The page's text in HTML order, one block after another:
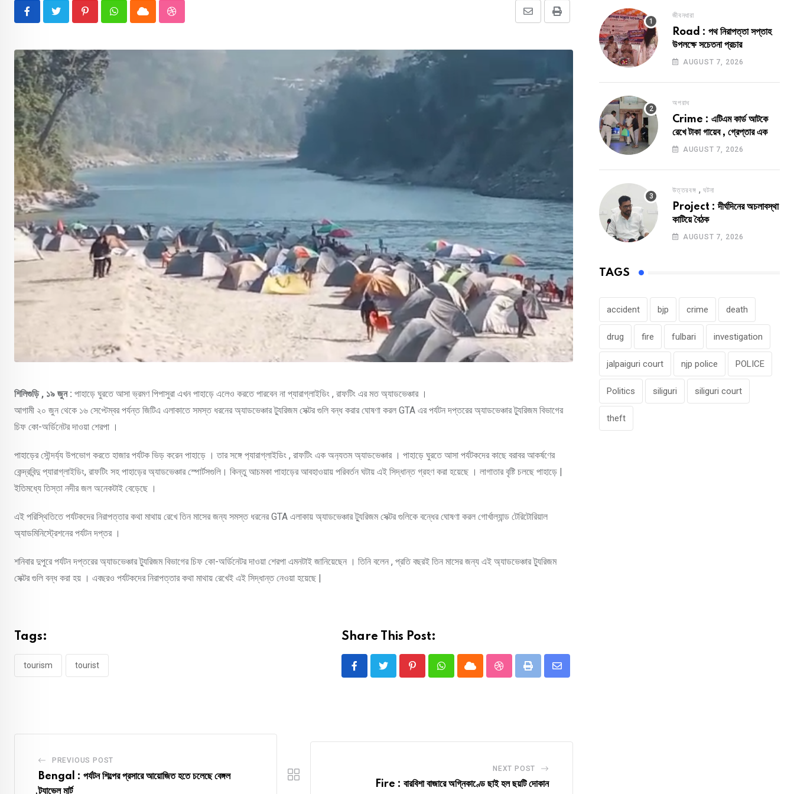
PinterestWhatsappCloud StumbleUpon Print
Share
Email
শিলিগুড়ি , ১৯ জুন : পাহাড়ে ঘুরতে আসা ভ্রমণ পিপাসুরা এখন পাহাড়ে এলেও করতে পারবেন না প্যারাগ্লাইডিং , রাফটিং এর মত অ্যাডভেঞ্চার ।
আগামী ২০ জুন থেকে ১৬ সেপ্টেম্বর পর্যন্ত জিটিএ এলাকাতে সমস্ত ধরনের অ্যাডভেঞ্চার ট্যুরিজম সেক্টর গুলি বন্ধ করার ঘোষণা করল GTA এর পর্যটন দপ্তরের অ্যাডভেঞ্চার ট্যুরিজম বিভাগের
চিফ কো-অর্ডিনেটর দাওয়া শেরপা ।
পাহাড়ের সৌন্দর্য্য উপভোগ করতে হাজার পর্যটক ভিড় করেন পাহাড়ে । তার সঙ্গে প‍্যারাগ্লাইডিং , রাফটিং এক অন‍্যতম অ্যাডভেঞ্চার । পাহাড়ে ঘুরতে আসা পর্যটকদের কাছে বরাবর আকর্ষণের
কেন্দ্রবিন্দু প্যারাগ্লাইডিং, রাফটিং সহ পাহাড়ের অ্যাডভেঞ্চার স্পোর্টসগুলি। কিন্তু আচমকা পাহাড়ের আবহাওয়ায় পরিবর্তন ঘটায় এই সিদ্ধান্ত গ্রহণ করা হয়েছে । লাগাতার বৃষ্টি চলছে পাহাড়ে |
ইতিমধ্যে তিস্তা নদীর জল অনেকটাই বেড়েছে ।
এই পরিস্থিতিতে পর্যটকদের নিরাপত্তার কথা মাথায় রেখে তিন মাসের জন্য সমস্ত ধরনের GTA এলাকায় অ্যাডভেঞ্চার ট্যুরিজম সেক্টর গুলিকে বন্ধের ঘোষণা করল গোর্খাল্যান্ড টেরিটোরিয়াল
অ্যাডমিনিস্ট্রেশনের পর্যটন দপ্তর ।
শনিবার দুপুরে পর্যটন দপ্তরের অ্যাডভেঞ্চার ট্যুরিজম বিভাগের চিফ কো-অর্ডিনেটর দাওয়া শেরপা এমনটাই জানিয়েছেন । তিনি বলেন , প্রতি বছরই তিন মাসের জন্য এই অ্যাডভেঞ্চার ট্যুরিজম
সেক্টর গুলি বন্ধ করা হয় । এবছরও পর্যটকদের নিরাপত্তার কথা মাথায় রেখেই এই সিদ্ধান্ত নেওয়া হয়েছে |
Tags:
tourism tourist
Share This Post:
PinterestWhatsappCloud StumbleUpon
Print
Share
PREVIOUS POST
Bengal : পর্যটন শিল্পের প্রসারে আয়োজিত হতে চলেছে বেঙ্গল
ট্র্যাভেল মার্ট
NEXT POST
Fire : বারবিশা বাজারে অগ্নিকাণ্ডে ছাই হল ছয়টি দোকান
জীবনধারা
Road : পথ নিরাপত্তা সপ্তাহ
উপলক্ষে সচেতনা প্রচার
AUGUST 7, 2026
অপরাধ
Crime : এটিএম কার্ড আটকে
রেখে টাকা গায়েব , গ্রেপ্তার এক
AUGUST 7, 2026
উত্তরবঙ্গ , ঘটনা
Project : দীর্ঘদিনের অচলাবস্থা
কাটিয়ে বৈঠক
AUGUST 7, 2026
TAGS
accident bjp crime death
drug fire fulbari investigation
jalpaiguri court njp police POLICE
Politics siliguri siliguri court
theft